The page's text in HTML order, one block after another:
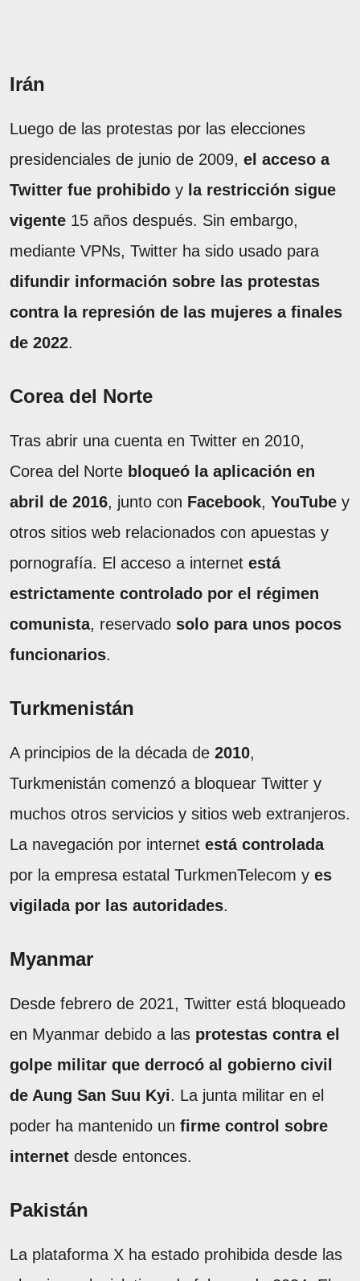
Irán
Luego de las protestas por las elecciones
presidenciales de junio de 2009, el acceso a
Twitter fue prohibido y la restricción sigue
vigente 15 años después. Sin embargo,
mediante VPNs, Twitter ha sido usado para
difundir información sobre las protestas
contra la represión de las mujeres a finales
de 2022.
Corea del Norte
Tras abrir una cuenta en Twitter en 2010,
Corea del Norte bloqueó la aplicación en
abril de 2016, junto con Facebook, YouTube y
otros sitios web relacionados con apuestas y
pornografía. El acceso a internet está
estrictamente controlado por el régimen
comunista, reservado solo para unos pocos
funcionarios.
Turkmenistán
A principios de la década de 2010,
Turkmenistán comenzó a bloquear Twitter y
muchos otros servicios y sitios web extranjeros.
La navegación por internet está controlada
por la empresa estatal TurkmenTelecom y es
vigilada por las autoridades.
Myanmar
Desde febrero de 2021, Twitter está bloqueado
en Myanmar debido a las protestas contra el
golpe militar que derrocó al gobierno civil
de Aung San Suu Kyi. La junta militar en el
poder ha mantenido un firme control sobre
internet desde entonces.
Pakistán
La plataforma X ha estado prohibida desde las